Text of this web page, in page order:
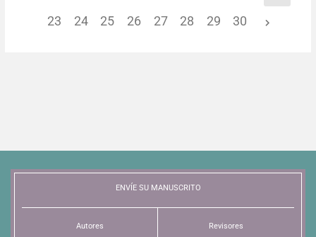
23 24 25 26 27 28 29 30
ENVÍE SU MANUSCRITO
Autores Revisores